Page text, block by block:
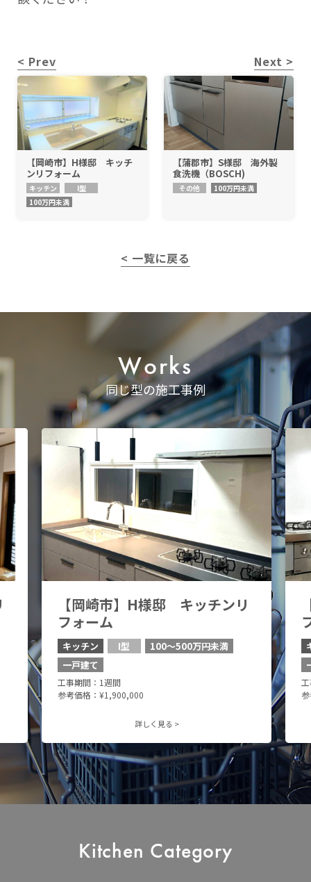
< Prev
【岡崎市】H様邸 キッチ
ンリフォーム
キッチン
I型
100万円未満
Next >
【蒲郡市】S様邸 海外製
食洗機（BOSCH)
その他 100万円未満
< 一覧に戻る
Works
同じ型の施工事例
【岡崎市】H様邸 キッチンリ
フォーム
キッチン I型
100〜500万円未満
一戸建て
工事期間：1週間
参考価格：¥1,900,000
詳しく見る >
Kitchen Category